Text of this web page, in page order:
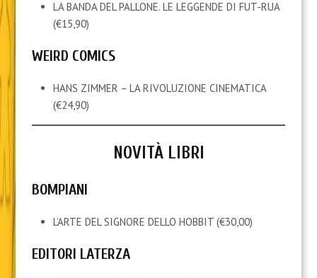
LA BANDA DEL PALLONE. LE LEGGENDE DI FUT-RUA
(€15,90)
WEIRD COMICS
HANS ZIMMER – LA RIVOLUZIONE CINEMATICA
(€24,90)
NOVITÀ LIBRI
BOMPIANI
L’ARTE DEL SIGNORE DELLO HOBBIT (€30,00)
EDITORI LATERZA